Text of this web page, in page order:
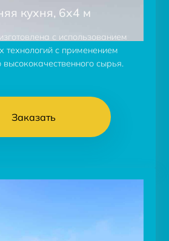
кухня, 6х4 м
с использованием
технологий с применением
высококачественного сырья.
Заказать